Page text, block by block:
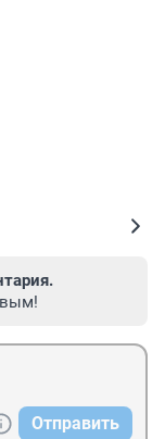
Отправить